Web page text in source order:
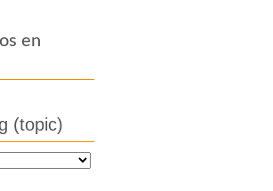
en
(topic)